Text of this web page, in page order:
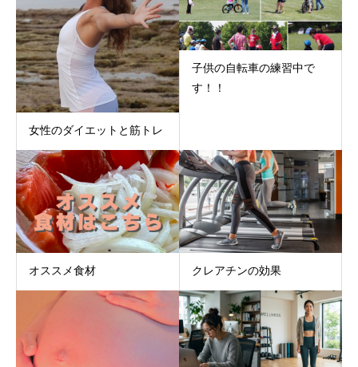
女性のダイエットと筋トレ
子供の自転車の練習中で
す！！
オススメ食材 クレアチンの効果